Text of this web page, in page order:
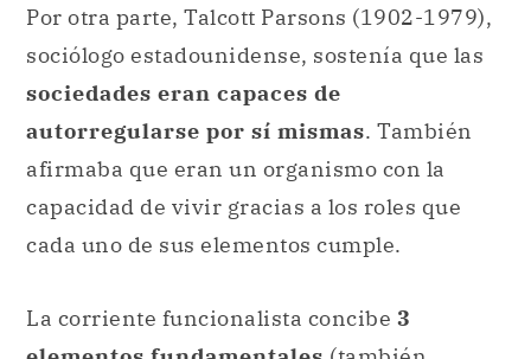
Por otra parte, Talcott Parsons (1902-1979),
sociólogo estadounidense, sostenía que las
sociedades eran capaces de
autorregularse por sí mismas. También
afirmaba que eran un organismo con la
capacidad de vivir gracias a los roles que
cada uno de sus elementos cumple.
La corriente funcionalista concibe 3